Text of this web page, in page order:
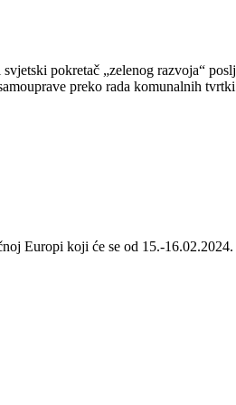
pokretač „zelenog razvoja“
preko rada komunalnih
Europi koji će se od 15.-